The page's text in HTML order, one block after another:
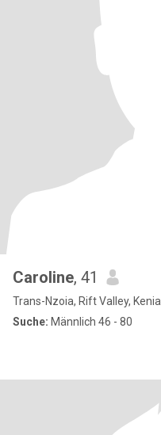
Caroline, 41
Trans-Nzoia, Rift Valley, Kenia
Suche: Männlich 46 - 80